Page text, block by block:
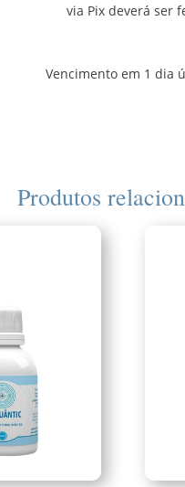
via Pix deverá ser
Vencimento em 1 dia
Produtos